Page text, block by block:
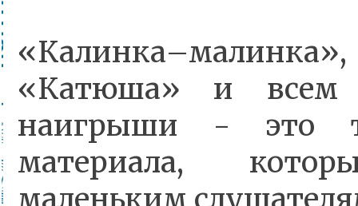
«Катюша» и всем
наигрыши - это
материала,